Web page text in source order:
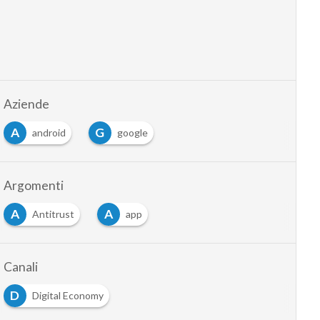
Aziende
A
android G google
Argomenti
A
Antitrust A app
Canali
D
Digital Economy